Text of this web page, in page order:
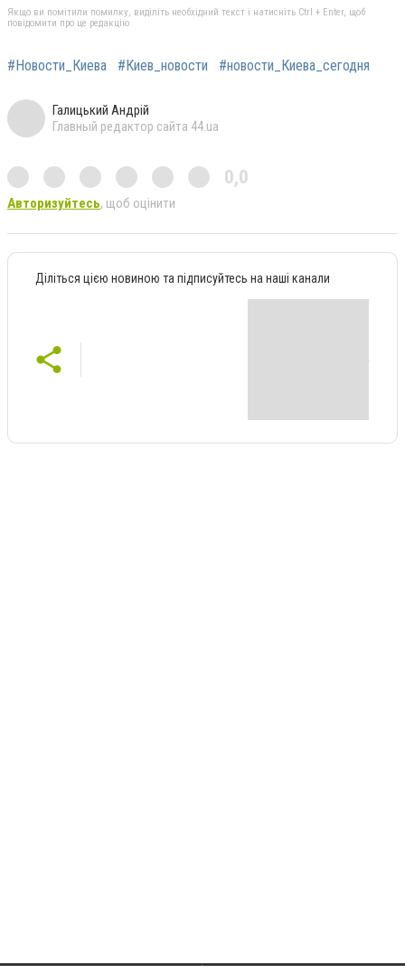
Якщо ви помітили помилку, виділіть необхідний текст і натисніть Ctrl + Enter, щоб
повідомити про це редакцію
#Новости_Киева #Киев_новости #новости_Киева_сегодня
Галицький Андрій
Главный редактор сайта 44.ua
0,0
Авторизуйтесь, щоб оцінити
Діліться цією новиною та підписуйтесь на наші канали